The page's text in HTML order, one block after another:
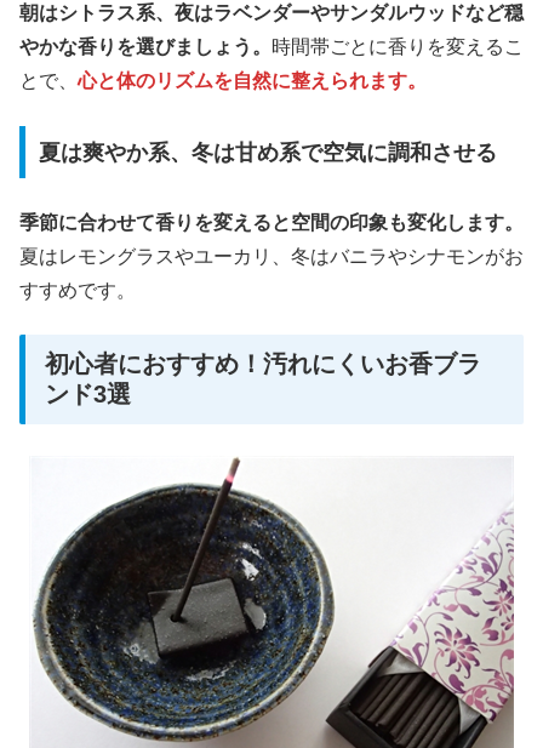
朝はシトラス系、夜はラベンダーやサンダルウッドなど穏
やかな香りを選びましょう。 時間帯ごとに香りを変えるこ
とで、心と体のリズムを自然に整えられます。
夏は爽やか系、冬は甘め系で空気に調和させる
季節に合わせて香りを変えると空間の印象も変化します。
夏はレモングラスやユーカリ、冬はバニラやシナモンがお
すすめです。
初心者におすすめ！汚れにくいお香ブラ
ンド3選